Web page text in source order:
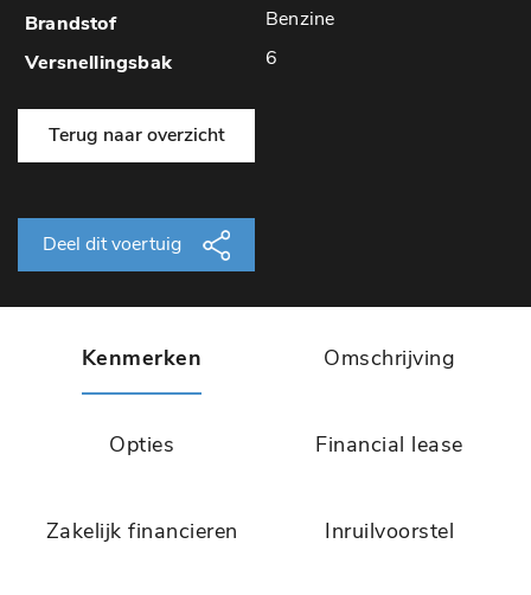
Benzine
6
Terug naar overzicht
Deel dit voertuig
Kenmerken Omschrijving
Opties Financial lease
Zakelijk financieren Inruilvoorstel